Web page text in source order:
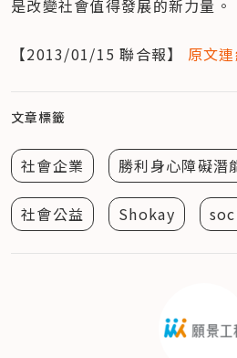
是改變社會值得發展的新力量。
【2013/01/15 聯合報】 原文
文章標籤
社會企業 勝利身心障礙潛
社會公益 Shokay